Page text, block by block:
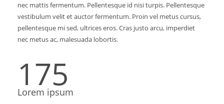
nec mattis fermentum. Pellentesque id nisi turpis. Pellentesque
vestibulum velit et auctor fermentum. Proin vel metus cursus,
pellentesque mi sed, ultrices eros. Cras justo arcu, imperdiet
nec metus ac, malesuada lobortis.
175
Lorem ipsum